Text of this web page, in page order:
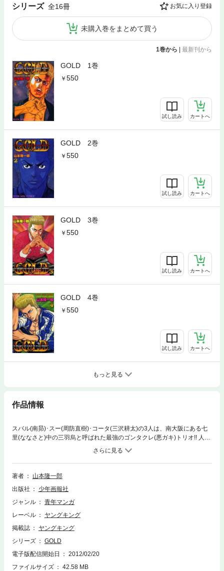
シリーズ 全16冊 お気に入り登録
未購入巻をまとめて買う
1巻から | 最新刊から
GOLD 1巻
550
試し読み カートへ
GOLD 2巻
550
試し読み カートへ
GOLD 3巻
550
試し読み カートへ
GOLD 4巻
550
試し読み カートへ
もっと見る
作品情報
スバル(南昴)･スー(周防直樹)･コータ(三沢耕太)の3人は、南大阪にある七
里(ななさと)中の三羽烏と呼ばれた最強のゴンタクレ(悪ガキ)トリオ!! 人生
の目的を見出しきれず苛立つ日々を過ごす彼等が、複雑に絡み合いながら
三者三様に異なる道で『頂点』を目指すのだった。男として、人間とし
て、夢に向かって突き進む! 南大阪を舞台に織りなすゴンタクレたちの｢黄
金色(ゴールド))｣に輝くピッカピカ青春グラフィティ!!
著者
山本隆一郎
出版社
少年画報社
ジャンル
青年マンガ
レーベル
ヤングキング
掲載誌
ヤングキング
シリーズ
GOLD
電子版配信開始日
2012/02/20
ファイルサイズ
42.58 MB